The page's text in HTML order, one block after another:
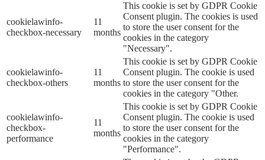
cookielawinfo-
checkbox-necessary
11
months
This cookie is set by GDPR Cookie
Consent plugin. The cookies is used
to store the user consent for the
cookies in the category
"Necessary".
cookielawinfo-
checkbox-others
11
months
This cookie is set by GDPR Cookie
Consent plugin. The cookie is used
to store the user consent for the
cookies in the category "Other.
cookielawinfo-
checkbox-
performance
11
months
This cookie is set by GDPR Cookie
Consent plugin. The cookie is used
to store the user consent for the
cookies in the category
"Performance".